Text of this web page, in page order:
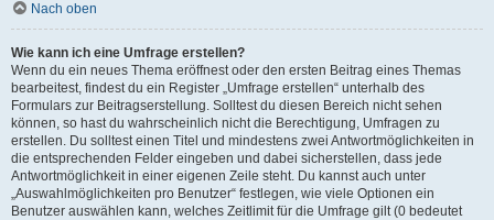
Nach oben
Wie kann ich eine Umfrage erstellen?
Wenn du ein neues Thema eröffnest oder den ersten Beitrag eines Themas
bearbeitest, findest du ein Register „Umfrage erstellen“ unterhalb des
Formulars zur Beitragserstellung. Solltest du diesen Bereich nicht sehen
können, so hast du wahrscheinlich nicht die Berechtigung, Umfragen zu
erstellen. Du solltest einen Titel und mindestens zwei Antwortmöglichkeiten in
die entsprechenden Felder eingeben und dabei sicherstellen, dass jede
Antwortmöglichkeit in einer eigenen Zeile steht. Du kannst auch unter
„Auswahlmöglichkeiten pro Benutzer“ festlegen, wie viele Optionen ein
Benutzer auswählen kann, welches Zeitlimit für die Umfrage gilt (0 bedeutet